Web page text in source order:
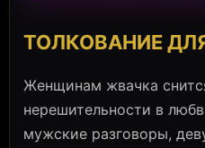
ТОЛКОВАНИЕ
Женщинам жвачка
нерешительности в
мужские разговоры,